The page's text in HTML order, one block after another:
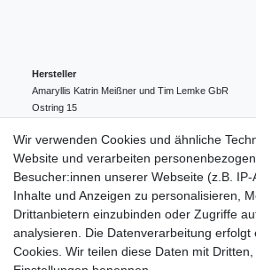
Hersteller
Amaryllis Katrin Meißner und Tim Lemke GbR
Ostring 15
004943548099856
amaryllis-eckernfoerde@t-online.de
EU-Verantwortlicher
Amaryllis Katrin Meißner und Tim Lemke GbR
Ostring
15
004943548099856
amaryllis-eckernfoerde@t-online.de
Wir verwenden Cookies und ähnliche
Website und verarbeiten
Besucher:innen unserer Webseite (z.B. IP-
Inhalte und Anzeigen zu personalisieren,
Drittanbietern einzubinden oder Zugriffe
analysieren. Die Datenverarbeitung erfolgt
Cookies. Wir teilen diese Daten mit